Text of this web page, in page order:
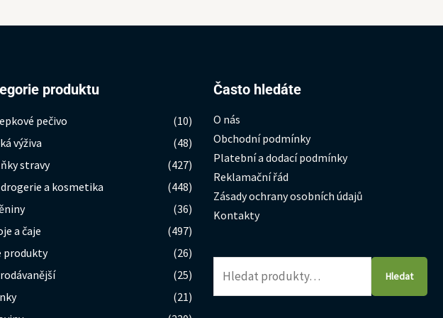
produktu
pečivo
(10)
výživa
(48)
stravy
(427)
drogerie a kosmetika
(448)
(36)
a čaje
(497)
produkty
(26)
(25)
(21)
Často hledáte
O nás
Obchodní podmínky
Platební a dodací podmínky
Reklamační řád
Zásady ochrany osobních údajů
Kontakty
Hledat:
Hledat